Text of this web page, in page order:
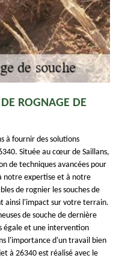
ROGNAGE DE
à fournir des solutions
Située au cœur de Saillans,
de techniques avancées pour
notre expertise et à notre
de rognier les souches de
ainsi l'impact sur votre terrain.
de souche de dernière
égale et une intervention
l'importance d'un travail bien
à 26340 est réalisé avec le